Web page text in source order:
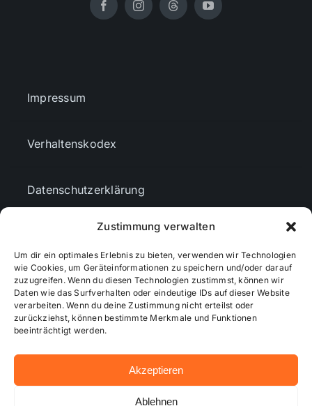
Zustimmung verwalten
Um dir ein optimales Erlebnis zu bieten, verwenden wir Technologien
wie Cookies, um Geräteinformationen zu speichern und/oder darauf
zuzugreifen. Wenn du diesen Technologien zustimmst, können wir
Daten wie das Surfverhalten oder eindeutige IDs auf dieser Website
verarbeiten. Wenn du deine Zustimmung nicht erteilst oder
zurückziehst, können bestimmte Merkmale und Funktionen
beeinträchtigt werden.
Akzeptieren
Ablehnen
Impressum
Verhaltenskodex
Datenschutzerklärung
Cookie-Richtlinie (EU)
Mediendaten
© 2026 - Wiesbadenaktuell ...online besser informiert!